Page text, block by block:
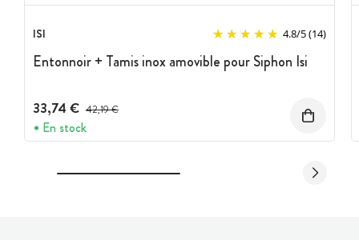
ISI 4.8/5(14)
Entonnoir + Tamis inox amovible pour Siphon Isi
33,74 € Prix avant réduction :
42,19 €
En stock